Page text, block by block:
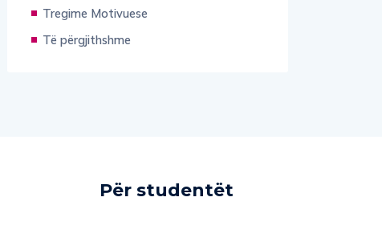
Tregime Motivuese
Të përgjithshme
Për studentët